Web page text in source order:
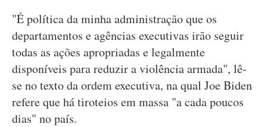
"É política da minha administração que os
departamentos e agências executivas irão seguir
todas as ações apropriadas e legalmente
disponíveis para reduzir a violência armada", lê-
se no texto da ordem executiva, na qual Joe Biden
refere que há tiroteios em massa "a cada poucos
dias" no país.